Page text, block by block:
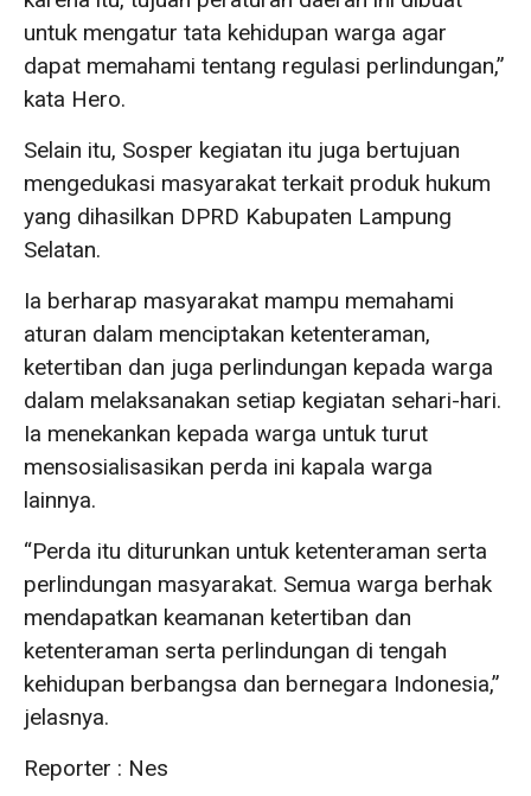
untuk mengatur tata kehidupan warga agar
dapat memahami tentang regulasi perlindungan,”
kata Hero.
Selain itu, Sosper kegiatan itu juga bertujuan
mengedukasi masyarakat terkait produk hukum
yang dihasilkan DPRD Kabupaten Lampung
Selatan.
Ia berharap masyarakat mampu memahami
aturan dalam menciptakan ketenteraman,
ketertiban dan juga perlindungan kepada warga
dalam melaksanakan setiap kegiatan sehari-hari.
Ia menekankan kepada warga untuk turut
mensosialisasikan perda ini kapala warga
lainnya.
“Perda itu diturunkan untuk ketenteraman serta
perlindungan masyarakat. Semua warga berhak
mendapatkan keamanan ketertiban dan
ketenteraman serta perlindungan di tengah
kehidupan berbangsa dan bernegara Indonesia,”
jelasnya.
Reporter : Nes